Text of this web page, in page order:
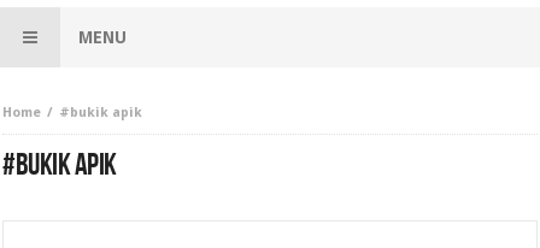
MENU
Home #bukik apik
#BUKIK APIK